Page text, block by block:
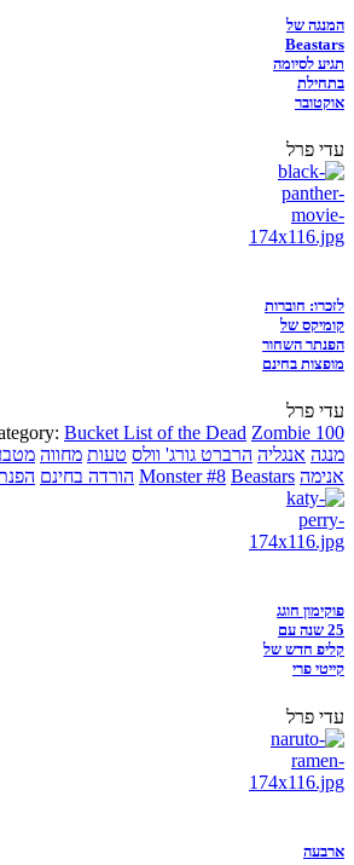
המנגה של
Beastars
תגיע לסיומה
בתחילת
אוקטובר
עדי פרל
לזכרו: חוברות
קומיקס של
הפנתר השחור
מופצות בחינם
עדי פרל
Bucket List of the Dead Zombie 100
מנגה אנגליה הרברט גורג' וולס טעות מחווה
אנימה
Monster #8 Beastars הורדה בחינם
פוקימון חוגג
25 שנה עם
קליפ חדש של
קייטי פרי
עדי פרל
ארבעה